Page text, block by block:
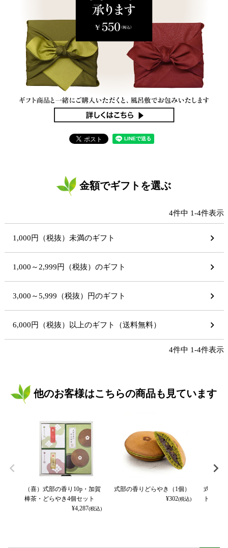
金額でギフトを選ぶ
4件中 1-4件表示
1,000円（税抜）未満のギフト
1,000～2,999円（税抜）のギフト
3,000～5,999（税抜）円のギフト
6,000円（税抜）以上のギフト（送料無料）
4件中 1-4件表示
他のお客様はこちらの商品も見ています
（喜）式部の香り10p・加賀
棒茶・どらやき4個セット
¥4,287(税込)
式部の香りどらやき（1個）
¥302(税込)
式部の
ト